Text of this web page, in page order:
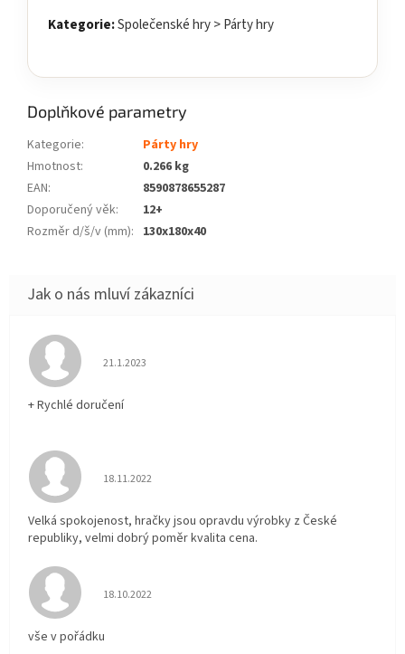
Kategorie:Společenské hry > Párty hry
Doplňkové parametry
Kategorie:
Párty hry
Hmotnost:
0.266 kg
EAN:
8590878655287
Doporučený věk:
12+
Rozměr d/š/v (mm): 130x180x40
Hodnocení obchodu je 5 z 5 hvězdiček.
21.1.2023
+ Rychlé doručení
Hodnocení obchodu je 5 z 5 hvězdiček.
18.11.2022
Velká spokojenost, hračky jsou opravdu výrobky z České
republiky, velmi dobrý poměr kvalita cena.
Hodnocení obchodu je 5 z 5 hvězdiček.
18.10.2022
vše v pořádku